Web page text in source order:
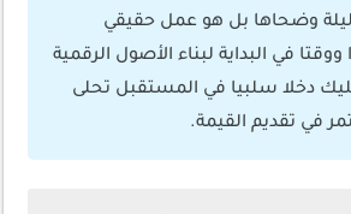
وضحاها بل هو عمل حقيقي
في البداية لبناء الأصول الرقمية
دخلا سلبيا في المستقبل تحلى
في تقديم القيمة.